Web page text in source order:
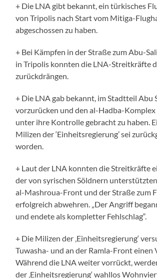
+ Die LNA gibt bekannt, ein türkisches
von Tripolis nach Start vom Mitiga-
abgeschossen zu haben.
+ Bei Kämpfen in der Straße zum Abu-
in Tripolis konnten die LNA-Streitkräfte
zurückdrängen.
+ Die LNA gab bekannt, im Stadtteil Abu
vorzurücken und den al-Hadba-Komplex
unter ihre Kontrolle gebracht zu haben.
Milizen der ‘Einheitsregierung’ sei
worden.
+ Laut der LNA konnten die Streitkräfte
der von syrischen Söldnern
al-Mashroua-Front und der Straße zum
erfolgreich abwehren. „Der Angriff
und endete als kompletter Fehlschlag“.
+ Die Milizen der ‚Einheitsregierung‘
Tuwasha- und an der Ramla-Front einen
Während die LNA weiter vorrückt,
der ‚Einheitsregierung‘ wahllos